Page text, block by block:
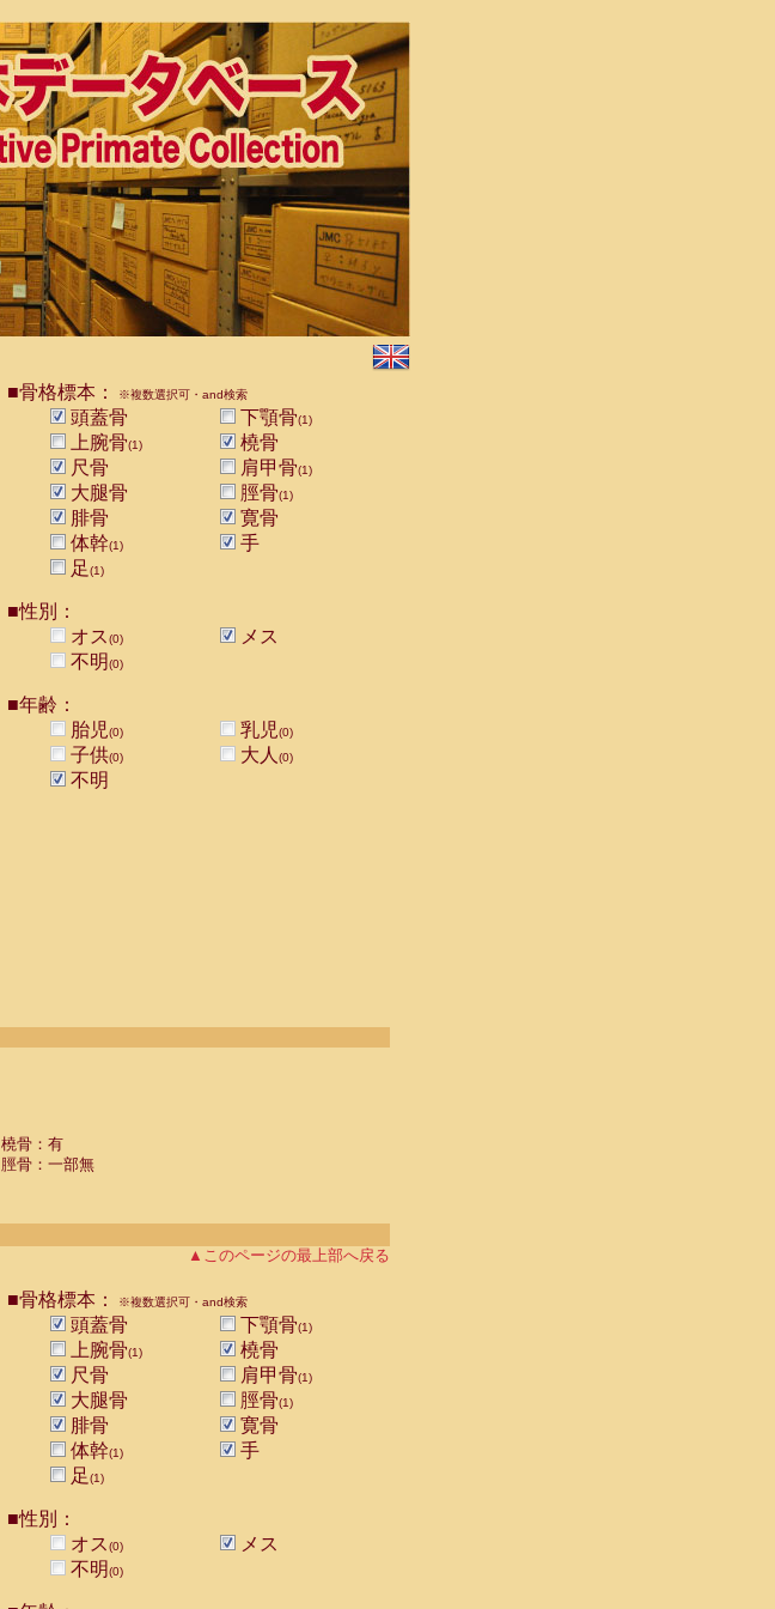
■骨格標本： ※複数選択可・and検索
頭蓋骨 下顎骨(1)
上腕骨(1)
橈骨
尺骨
肩甲骨(1)
大腿骨 脛骨(1)
腓骨
寛骨
体幹(1)
手
足(1)
■性別：
オス(0)
メス
不明(0)
■年齢：
胎児(0) 乳児(0)
子供(0) 大人 (0)
不明
橈骨：有
脛骨：一部無
▲このページの最上部へ戻る
■骨格標本： ※複数選択可・and検索
頭蓋骨 下顎骨(1)
上腕骨(1)
橈骨
尺骨
肩甲骨(1)
大腿骨 脛骨(1)
腓骨
寛骨
体幹(1)
手
足(1)
■性別：
オス(0)
メス
不明(0)